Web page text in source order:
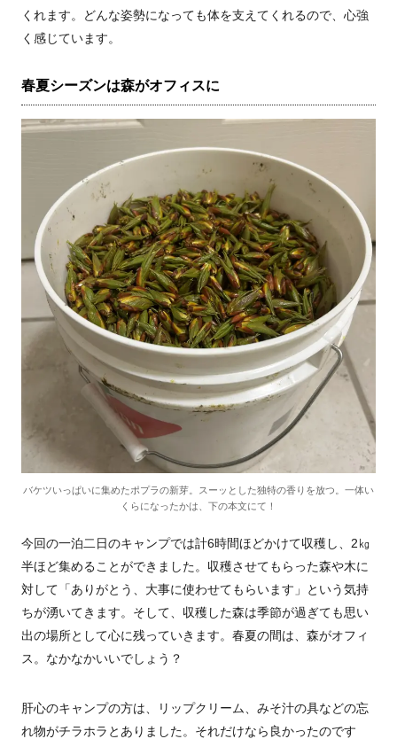
くれます。どんな姿勢になっても体を支えてくれるので、心強
く感じています。
春夏シーズンは森がオフィスに
バケツいっぱいに集めたポプラの新芽。スーッとした独特の香りを放つ。一体い
くらになったかは、下の本文にて！
今回の一泊二日のキャンプでは計6時間ほどかけて収穫し、2㎏
半ほど集めることができました。収穫させてもらった森や木に
対して「ありがとう、大事に使わせてもらいます」という気持
ちが湧いてきます。そして、収穫した森は季節が過ぎても思い
出の場所として心に残っていきます。春夏の間は、森がオフィ
ス。なかなかいいでしょう？
肝心のキャンプの方は、リップクリーム、みそ汁の具などの忘
れ物がチラホラとありました。それだけなら良かったのです